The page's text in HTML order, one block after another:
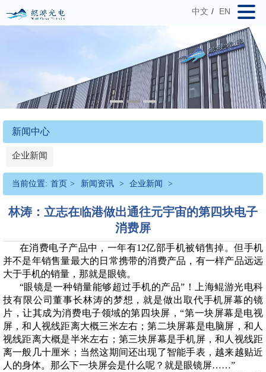
中文 / EN
新闻中心
企业新闻
当前位置: 首页 > 新闻资讯 > 企业新闻 >
林涛：立志在临港做出通往元宇宙的第四块电子
消费屏
在消费电子产品中，一年有12亿部手机被销售掉。但手机
并不是年销售量最大的日常携带的消费产品，有一样产品远远
大于手机的销量，那就是眼镜。
“眼镜是一种销量能够超过手机的产品”！上海鲲游光电科
技有限公司董事长林涛的梦想，就是做出取代手机屏幕的镜
片，让其成为消费电子领域的第四块屏，“第一块屏幕是电视
屏，和人视线距离大概三米左右；第二块屏幕是电脑屏，和人
视线距离大概是半米左右；第三块屏幕是手机屏，和人视线距
离一般几十厘米；当然这期间还出现了智能手表，越来越贴近
人的身体。那么下一块屏会是什么呢？就是眼镜屏……”